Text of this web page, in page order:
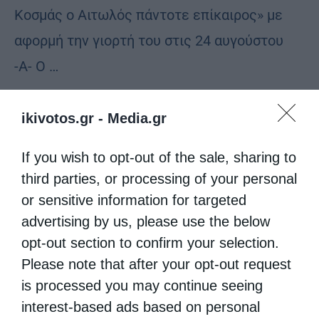
ikivotos.gr - Media.gr
If you wish to opt-out of the sale, sharing to
third parties, or processing of your personal
or sensitive information for targeted
advertising by us, please use the below
opt-out section to confirm your selection.
Please note that after your opt-out request
is processed you may continue seeing
interest-based ads based on personal
Κοσμάς ο Αιτωλός πάντοτε επίκαιρος» με
αφορμή την γιορτή του στις 24 αυγούστου
-Α- Ο …